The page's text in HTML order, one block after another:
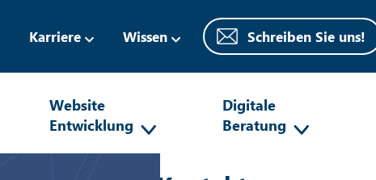
Karriere Wissen Schreiben Sie uns!
Website
Entwicklung
Digitale
Beratung